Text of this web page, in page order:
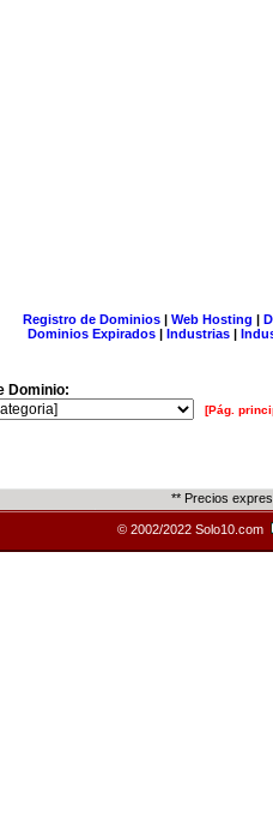
Registro de Dominios| Web Hosting |
Dominios Expirados | Industrias |
Dominio:
[Pág.
** Precios
© 2002/2022 Solo10.com